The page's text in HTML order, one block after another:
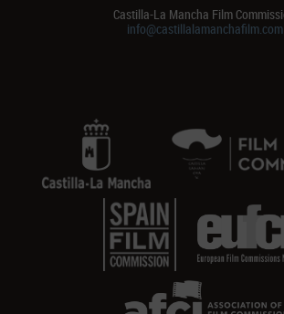
Castilla-La Mancha Film
info@castillalamanchafilm.com